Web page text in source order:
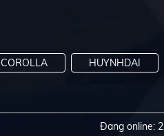
COROLLA HUYNHDAI
Đang online: 2